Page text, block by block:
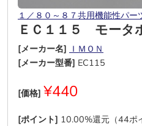
１／８０～８７共用機能性パー
ＥＣ１１５ モータ
[メーカー名] ＩＭＯＮ
[メーカー型番] EC115
[価格] ¥440
[ポイント] 10.00%還元（44ポ